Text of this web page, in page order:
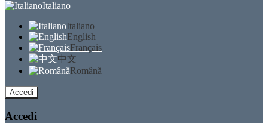
Italiano
Italiano
English
Français
中文
Română
Accedi
Accedi